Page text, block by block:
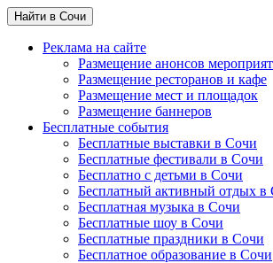
Найти в Сочи
Реклама на сайте
Размещение анонсов
Размещение ресторанов и кафе
Размещение мест и площадок
Размещение баннеров
Бесплатные события
Бесплатные выставки в Сочи
Бесплатные фестивали в Сочи
Бесплатно с детьми в Сочи
Бесплатный активный отдых в
Бесплатная музыка в Сочи
Бесплатные шоу в Сочи
Бесплатные праздники в Сочи
Бесплатное образование в Сочи